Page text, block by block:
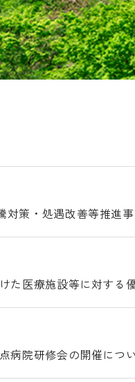
対策・処遇改善等推進
た医療施設等に対する
病院研修会の開催につ